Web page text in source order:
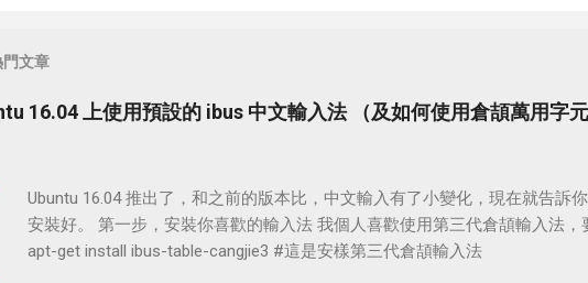
文章
16.04 上使用預設的 ibus 中文輸入法 （及如何使用倉頡萬用字
Ubuntu 16.04 推出了，和之前的版本比，中文輸入有了小變化，現在就告訴
安裝好。 第一步，安裝你喜歡的輸入法 我個人喜歡使用第三代倉頡輸入法
apt-get install ibus-table-cangjie3 #這是安樣第三代倉頡輸入法